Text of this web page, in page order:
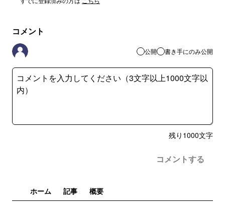
コメント
公開 書き手にのみ公開
残り 1000文字
コメントする
ホーム 記事 概要